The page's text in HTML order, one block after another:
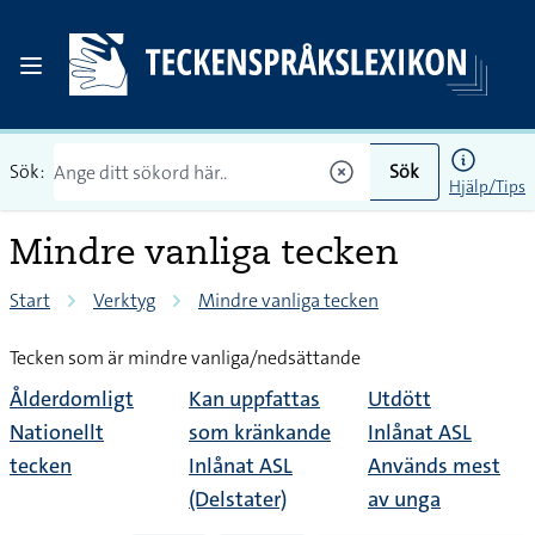
Sök: Sök
Hjälp/Tips
Mindre vanliga tecken
Start Verktyg Mindre vanliga tecken
Tecken som är mindre vanliga/nedsättande
Ålderdomligt
Nationellt
tecken
Kan uppfattas
som kränkande
Inlånat ASL
(Delstater)
Utdött
Inlånat ASL
Används mest
av unga